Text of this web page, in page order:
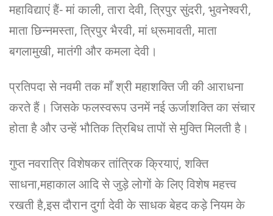
महाविद्याएं हैं- मां काली, तारा देवी, त्रिपुर सुंदरी, भुवनेश्वरी,
माता छिन्नमस्ता, त्रिपुर भैरवी, मां ध्रूमावती, माता
बगलामुखी, मातंगी और कमला देवी।
प्रतिपदा से नवमी तक माँ श्री महाशक्ति जी की आराधना
करते हैं। जिसके फलस्वरूप उनमें नई ऊर्जाशक्ति का संचार
होता है और उन्हें भौतिक त्रिबिध तापों से मुक्ति मिलती है।
गुप्त नवरात्रि विशेषकर तांत्रिक क्रियाएं, शक्ति
साधना,महाकाल आदि से जुड़े लोगों के लिए विशेष महत्त्व
रखती है,इस दौरान दुर्गा देवी के साधक बेहद कड़े नियम के